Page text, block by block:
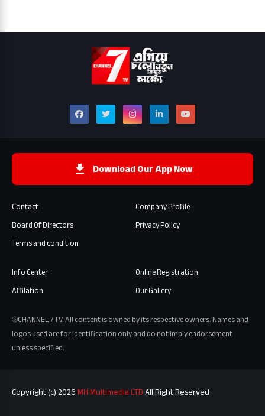
Download Our App Now
Contact
Company Profile
Board Of Directors
Privacy Policy
Terms and condition
Info Center
Online Registration
Affilation
Our Gallery
⦾CHANNEL 7 TV. All content is owned by its respective owners. Names and
logos used are for identification only and do not imply endorsement
unless specified.
Copyright (c) 2026MH Multimedia LTDAll Right Reserved